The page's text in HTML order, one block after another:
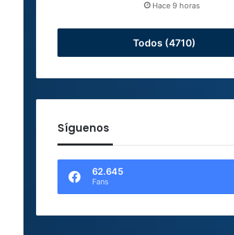
Hace 9 horas
Todos (4710)
Síguenos
62.645
Fans